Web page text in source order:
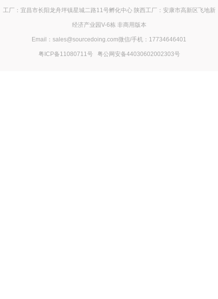
工厂：宜昌市长阳龙舟坪镇星城二路11号孵化中心 陕西工厂：安康市高新区飞地新
经济产业园V-6栋 非商用版本
Email：sales@sourcedoing.com微信/手机：17734646401
粤ICP备11080711号 粤公网安备44030602002303号